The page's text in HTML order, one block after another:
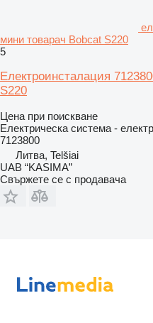
мини товарач Bobcat S220
5
Електроинсталация
S220
Цена при поискване
Електрическа система -
7123800
Литва, Telšiai
UAB “KASIMA”
Свържете се с продавача